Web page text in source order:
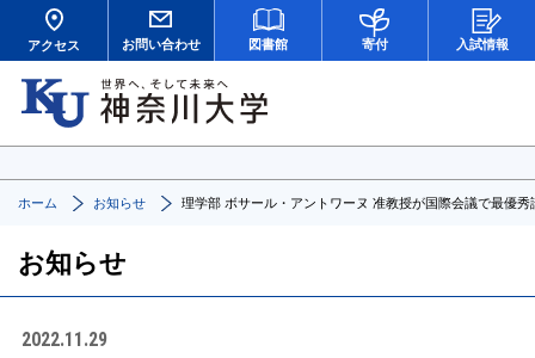
アクセス お問い合わせ 図書館 寄付 入試情報
ホーム お知らせ 理学部 ボサール・アントワーヌ 准教授が国際会議で最優秀
お知らせ
2022.11.29